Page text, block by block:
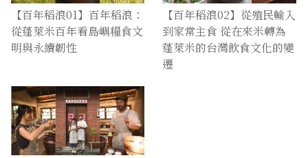
【百年稻浪01】百年稻浪：
從蓬萊米百年看島嶼糧食文
明與永續韌性
【百年稻浪02】從殖民輸入
到家常主食 從在來米轉為
蓬萊米的台灣飲食文化的變
遷